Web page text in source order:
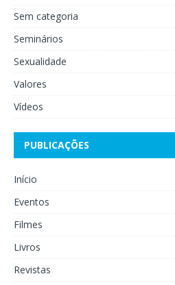
Sem categoria
Seminários
Sexualidade
Valores
Vídeos
PUBLICAÇÕES
Início
Eventos
Filmes
Livros
Revistas